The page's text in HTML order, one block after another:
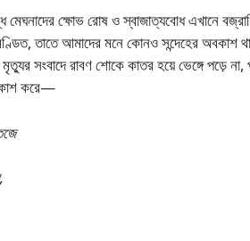
মেঘনাদের ক্ষোভ রোষ ও স্বাজাত্যবোধ এখানে
তাতে আমাদের মনে কোনও সন্দেহের অবকাশ
মৃত্যুর সংবাদে রাবণ শোকে কাতর হয়ে ভেঙ্গে পড়ে
করে—